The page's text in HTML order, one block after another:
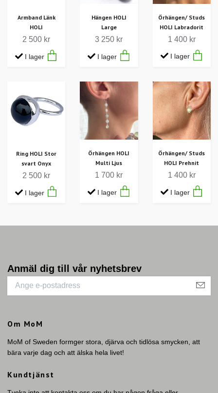
Armband Länk
HOLI
2 500 kr
I lager
Hängen HOLI
Large
3 250 kr
I lager
Örhängen/ Studs
HOLI Labradorit
1 400 kr
I lager
Ring HOLI Stor
svart Onyx
2 500 kr
I lager
Örhängen HOLI
Multi Ljus
1 700 kr
I lager
Örhängen/ Studs
HOLI Prehnit
1 400 kr
I lager
Anmäl dig till vår nyhetsbrev
Om MoM
MoM of Sweden formger stora, djärva och tidlösa smycken, att
bära varje dag och att älska hela livet!
Kundtjänst